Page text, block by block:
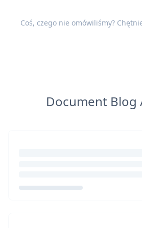
Coś, czego nie omówiliśmy?
Document Blog